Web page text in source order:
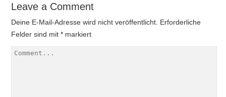
Leave a Comment
Deine E-Mail-Adresse wird nicht veröffentlicht. Erforderliche
Felder sind mit* markiert